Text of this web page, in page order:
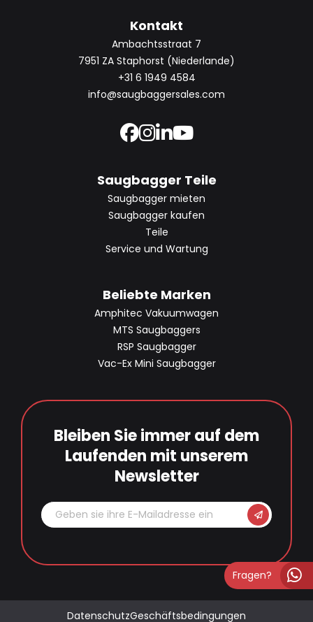
Kontakt
Ambachtsstraat 7
7951 ZA Staphorst (Niederlande)
+31 6 1949 4584
info@saugbaggersales.com
Saugbagger Teile
Saugbagger mieten
Saugbagger kaufen
Teile
Service und Wartung
Beliebte Marken
Amphitec Vakuumwagen
MTS Saugbaggers
RSP Saugbagger
Vac-Ex Mini Saugbagger
Bleiben Sie immer auf dem
Laufenden mit unserem
Newsletter
DatenschutzGeschäftsbedingungen
Fragen?